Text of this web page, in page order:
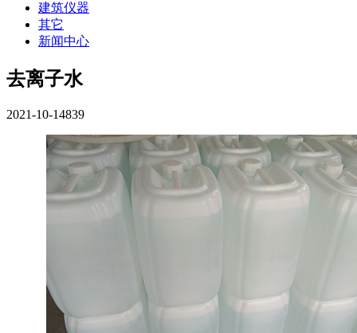
建筑仪器
其它
新闻中心
去离子水
2021-10-14839